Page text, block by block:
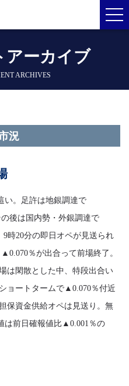
アーカイブ
ARCHIVES
況
い。足許は地銀調達で
後は国内勢・外銀調達で
時20分の即日オペが見送られ
％が出合って前場終了。
は閑散とした中、特段出合い
ョートタームで▲0.070％付近
保資金供給オペは見送り。無
は前日確報値比▲0.001％の